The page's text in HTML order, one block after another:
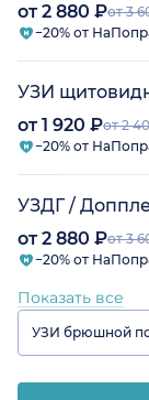
от 2 880 ₽от 3
−20% от
УЗИ
от 1 920 ₽от 2
−20% от
УЗДГ /
от 2 880 ₽от 3
−20% от
Показать все
УЗИ брюшной